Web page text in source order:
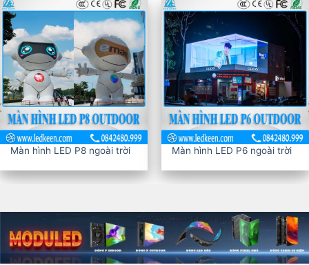
Màn hình LED P6 ngoài trời
Màn hình LED P5